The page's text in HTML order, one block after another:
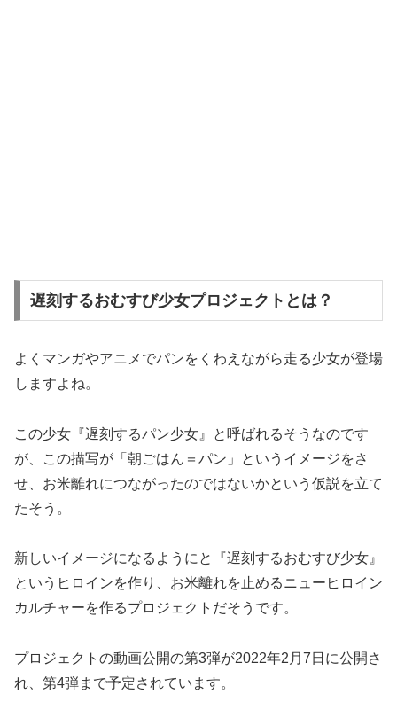
遅刻するおむすび少女プロジェクトとは？
よくマンガやアニメでパンをくわえながら走る少女が登場
しますよね。
この少女『遅刻するパン少女』と呼ばれるそうなのです
が、この描写が「朝ごはん＝パン」というイメージをさ
せ、お米離れにつながったのではないかという仮説を立て
たそう。
新しいイメージになるようにと『遅刻するおむすび少女』
というヒロインを作り、お米離れを止めるニューヒロイン
カルチャーを作るプロジェクトだそうです。
プロジェクトの動画公開の第3弾が2022年2月7日に公開さ
れ、第4弾まで予定されています。